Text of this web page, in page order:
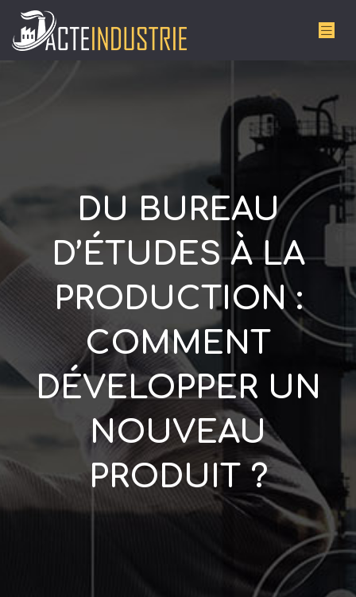
DU BUREAU
D’ÉTUDES À LA
PRODUCTION :
COMMENT
DÉVELOPPER UN
NOUVEAU
PRODUIT ?